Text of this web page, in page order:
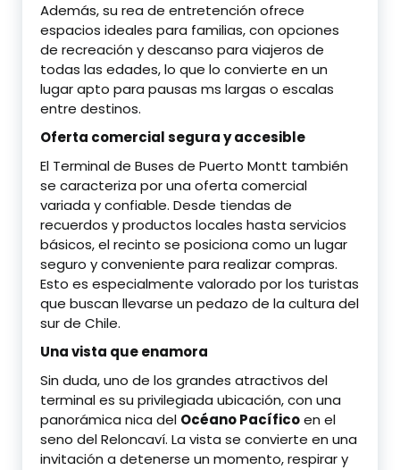
Además, su rea de entretención ofrece
espacios ideales para familias, con opciones
de recreación y descanso para viajeros de
todas las edades, lo que lo convierte en un
lugar apto para pausas ms largas o escalas
entre destinos.
Oferta comercial segura y accesible
El Terminal de Buses de Puerto Montt también
se caracteriza por una oferta comercial
variada y confiable. Desde tiendas de
recuerdos y productos locales hasta servicios
básicos, el recinto se posiciona como un lugar
seguro y conveniente para realizar compras.
Esto es especialmente valorado por los turistas
que buscan llevarse un pedazo de la cultura del
sur de Chile.
Una vista que enamora
Sin duda, uno de los grandes atractivos del
terminal es su privilegiada ubicación, con una
panorámica nica del Océano Pacíficoen el
seno del Reloncaví. La vista se convierte en una
invitación a detenerse un momento, respirar y